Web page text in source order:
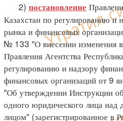
2) постановление
Казахстан по регулированию и
рынка и финансовых
№ 133 "О внесении изменения в
Правления Агентства
регулированию и надзору
финансовых организаций от 9
"Об утверждении Инструкции
одного юридического лица
лицом" (зарегистрированное в